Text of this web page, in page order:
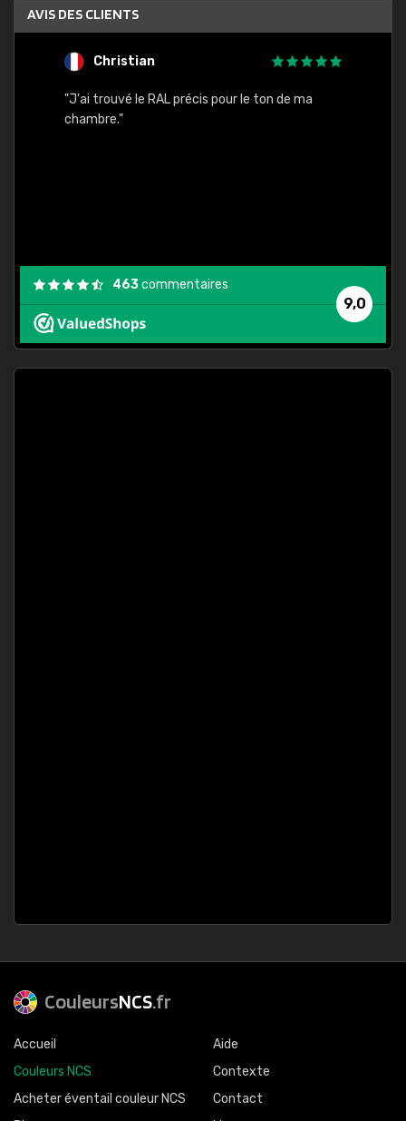
AVIS DES CLIENTS
Christian
"J'ai trouvé le RAL précis pour le ton de ma
chambre."
9,0
463commentaires
CouleursNCS.fr
Accueil
Couleurs NCS
Acheter éventail couleur NCS
Aide
Contexte
Contact